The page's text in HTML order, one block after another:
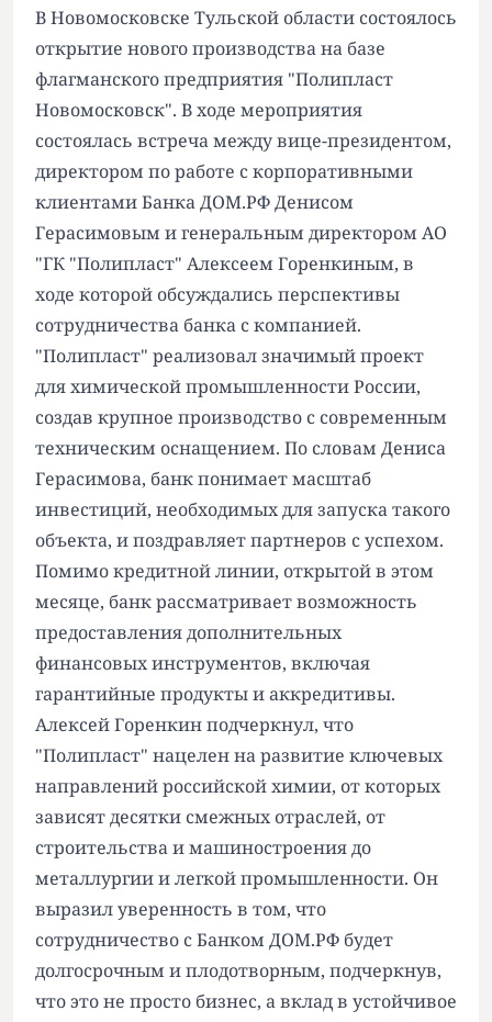
В Новомосковске Тульской области состоялось
открытие нового производства на базе
флагманского предприятия "Полипласт
Новомосковск". В ходе мероприятия
состоялась встреча между вице-президентом,
директором по работе с корпоративными
клиентами Банка ДОМ.РФ Денисом
Герасимовым и генеральным директором АО
"ГК "Полипласт" Алексеем Горенкиным, в
ходе которой обсуждались перспективы
сотрудничества банка с компанией.
"Полипласт" реализовал значимый проект
для химической промышленности России,
создав крупное производство с современным
техническим оснащением. По словам Дениса
Герасимова, банк понимает масштаб
инвестиций, необходимых для запуска такого
объекта, и поздравляет партнеров с успехом.
Помимо кредитной линии, открытой в этом
месяце, банк рассматривает возможность
предоставления дополнительных
финансовых инструментов, включая
гарантийные продукты и аккредитивы.
Алексей Горенкин подчеркнул, что
"Полипласт" нацелен на развитие ключевых
направлений российской химии, от которых
зависят десятки смежных отраслей, от
строительства и машиностроения до
металлургии и легкой промышленности. Он
выразил уверенность в том, что
сотрудничество с Банком ДОМ.РФ будет
долгосрочным и плодотворным, подчеркнув,
что это не просто бизнес, а вклад в устойчивое